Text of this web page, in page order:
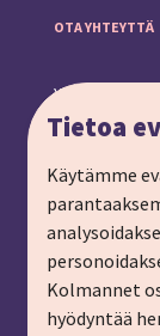
OTA YHTEYTTÄ
Yhteystiedot
Anna
Tilaa
Tilaa esite
Tilaa
Ilmoita
Tietoa
Käytämme
Kolmannet
hyödyntää